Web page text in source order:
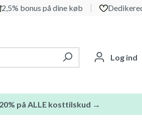
2,5% bonus på dine køb
Log ind
på ALLE kosttilskud →